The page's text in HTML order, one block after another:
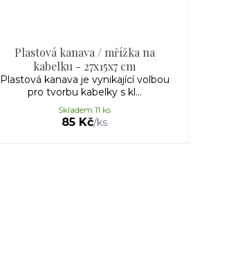
Plastová kanava / mřížka na
kabelku - 27x15x7 cm
Plastová kanava je vynikající volbou
pro tvorbu kabelky s kl...
85 Kč/ks
Skladem 11 ks